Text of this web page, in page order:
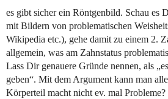
es gibt sicher ein Röntgenbild. Schau es
mit Bildern von problematischen
Wikipedia etc.), gehe damit zu einem 2.
allgemein, was am Zahnstatus
Lass Dir genauere Gründe nennen, als
geben“. Mit dem Argument kann man
Körperteil macht nicht ev. mal